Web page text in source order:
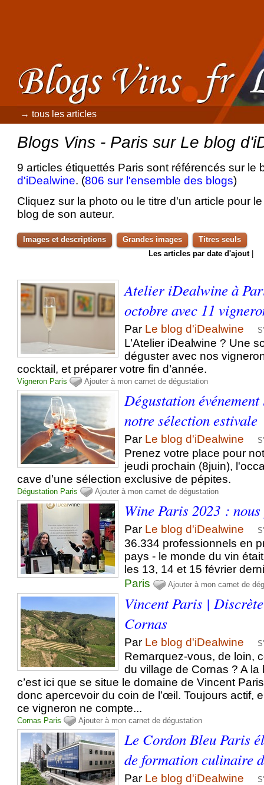
→ tous les articles
Blogs Vins - Paris sur Le blog
9 articles étiquettés Paris sont référencés sur le
d'iDealwine. (806 sur l'ensemble des blogs)
Cliquez sur la photo ou le titre d'un article pour
blog de son auteur.
Images et descriptions Grandes images
Titres seuls
Les articles par date d'ajout|
Atelier iDealwine à
octobre avec 11
Par Le blog d'iDealwine
L’Atelier iDealwine ? Une
déguster avec nos
cocktail, et préparer votre fin d’année.
Vigneron Paris Ajouter à mon carnet de dégustation
Dégustation
notre sélection estivale
Par Le blog d'iDealwine
Prenez votre place pour
jeudi prochain (8juin),
cave d’une sélection exclusive de pépites.
Dégustation Paris Ajouter à mon carnet de dégustation
Wine Paris 2023 :
Par Le blog d'iDealwine
36.334 professionnels en
pays - le monde du vin
les 13, 14 et 15 février
Paris
Ajouter à mon carnet de
Vincent Paris |
Cornas
Par Le blog d'iDealwine
Remarquez-vous, de loin,
du village de Cornas ? A
c’est ici que se situe le domaine de Vincent
donc apercevoir du coin de l’œil. Toujours actif,
ce vigneron ne compte...
Cornas Paris Ajouter à mon carnet de dégustation
Le Cordon Bleu Paris
de formation culinaire
Par Le blog d'iDealwine